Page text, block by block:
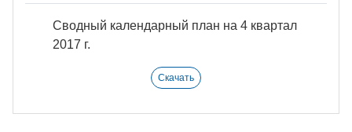
Сводный календарный план на 4 квартал
2017 г.
Скачать